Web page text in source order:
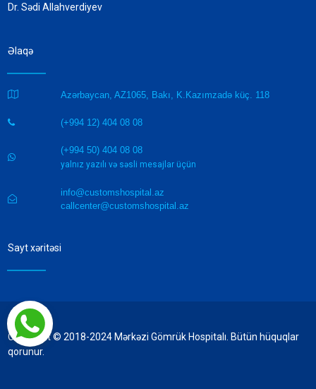
Dr. Sədi Allahverdiyev
Əlaqə
 Azərbaycan, AZ1065, Bakı, K.Kazımzadə küç. 118
 (+994 12) 404 08 08

(+994 50) 404 08 08
yalnız yazılı və səsli mesajlar üçün

info@customshospital.az
callcenter@customshospital.az
Sayt xəritəsi
Copyright © 2018-2024 Mərkəzi Gömrük Hospitalı. Bütün hüquqlar
qorunur.